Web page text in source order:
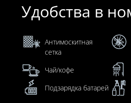
Удобства в
Антимоскитная
сетка
Чай/кофе
Подзарядка батарей